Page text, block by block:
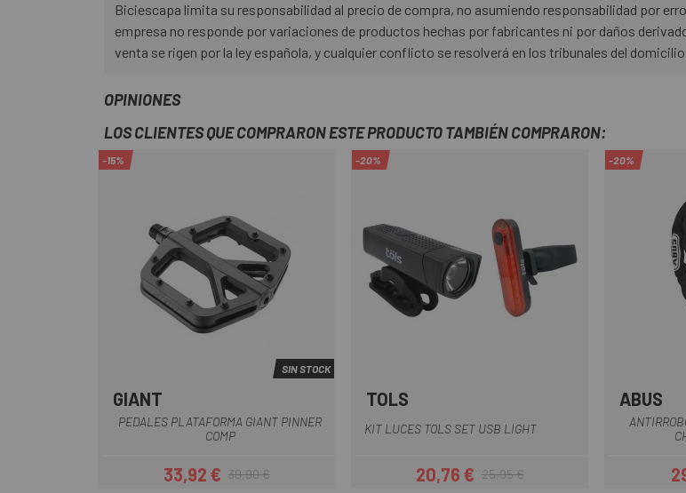
Biciescapa limita su responsabilidad al precio de compra, no asumiendo responsabilidad por
empresa no responde por variaciones de productos hechas por fabricantes ni por daños
venta se rigen por la ley española, y cualquier conflicto se resolverá en los tribunales del
OPINIONES
LOS CLIENTES QUE COMPRARON ESTE PRODUCTO TAMBIÉN COMPRARON:
-15%
SIN STOCK
GIANT
PEDALES PLATAFORMA GIANT PINNER
COMP
33,92 € 39,90 €
-20%
TOLS
KIT LUCES TOLS SET USB LIGHT
20,76 € 25,95 €
-20%
ABUS